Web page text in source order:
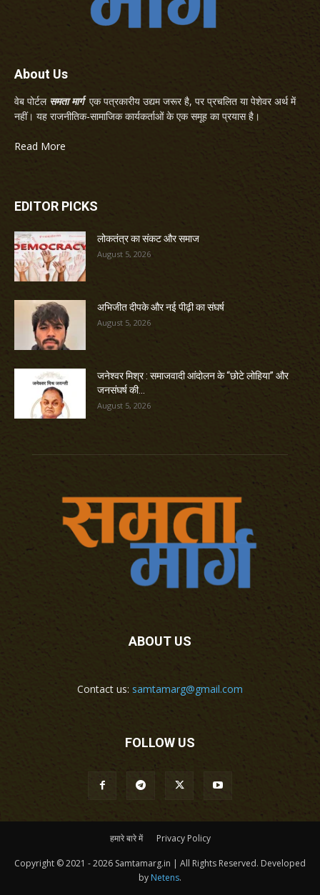
About Us
वेब पोर्टल समता मार्गएक पत्रकारीय उद्यम जरूर है, पर प्रचलित या पेशेवर अर्थ में
नहीं। यह राजनीतिक-सामाजिक कार्यकर्ताओं के एक समूह का प्रयास है।
Read More
EDITOR PICKS
लोकतंत्र का संकट और समाज
August 5, 2026
अभिजीत दीपके और नई पीढ़ी का संघर्ष
August 5, 2026
जनेश्वर मिश्र : समाजवादी आंदोलन के “छोटे लोहिया” और
जनसंघर्ष की...
August 5, 2026
ABOUT US
Contact us: samtamarg@gmail.com
FOLLOW US
हमारे बारे में Privacy Policy
Copyright © 2021 - 2026 Samtamarg.in | All Rights Reserved. Developed
by Netens.